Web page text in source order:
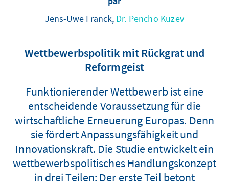
Jens-Uwe Franck, Dr. Pencho Kuzev
Wettbewerbspolitik mit Rückgrat und
Reformgeist
Funktionierender Wettbewerb ist eine
entscheidende Voraussetzung für die
wirtschaftliche Erneuerung Europas. Denn
sie fördert Anpassungsfähigkeit und
Innovationskraft. Die Studie entwickelt ein
wettbewerbspolitisches Handlungskonzept
in drei Teilen: Der erste Teil betont